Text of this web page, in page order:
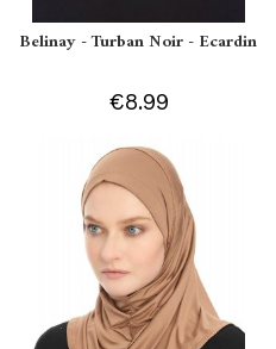
Belinay - Turban Noir - Ecardin
€8.99